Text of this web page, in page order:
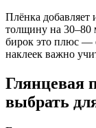
Плёнка добавляет
толщину на 30–80
бирок это плюс —
наклеек важно
Глянцевая
выбрать